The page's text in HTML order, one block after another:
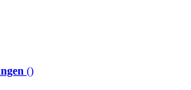
()